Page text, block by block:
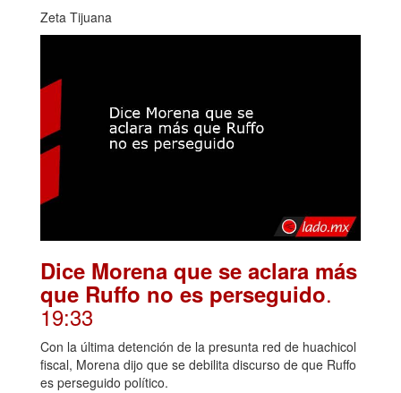
Zeta Tijuana
Dice Morena que se aclara más
que Ruffo no es perseguido.
19:33
Con la última detención de la presunta red de huachicol
fiscal, Morena dijo que se debilita discurso de que Ruffo
es perseguido político.